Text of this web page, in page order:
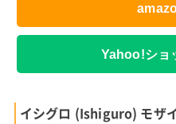
Yahoo!ショ
イシグロ (Ishiguro) モザ